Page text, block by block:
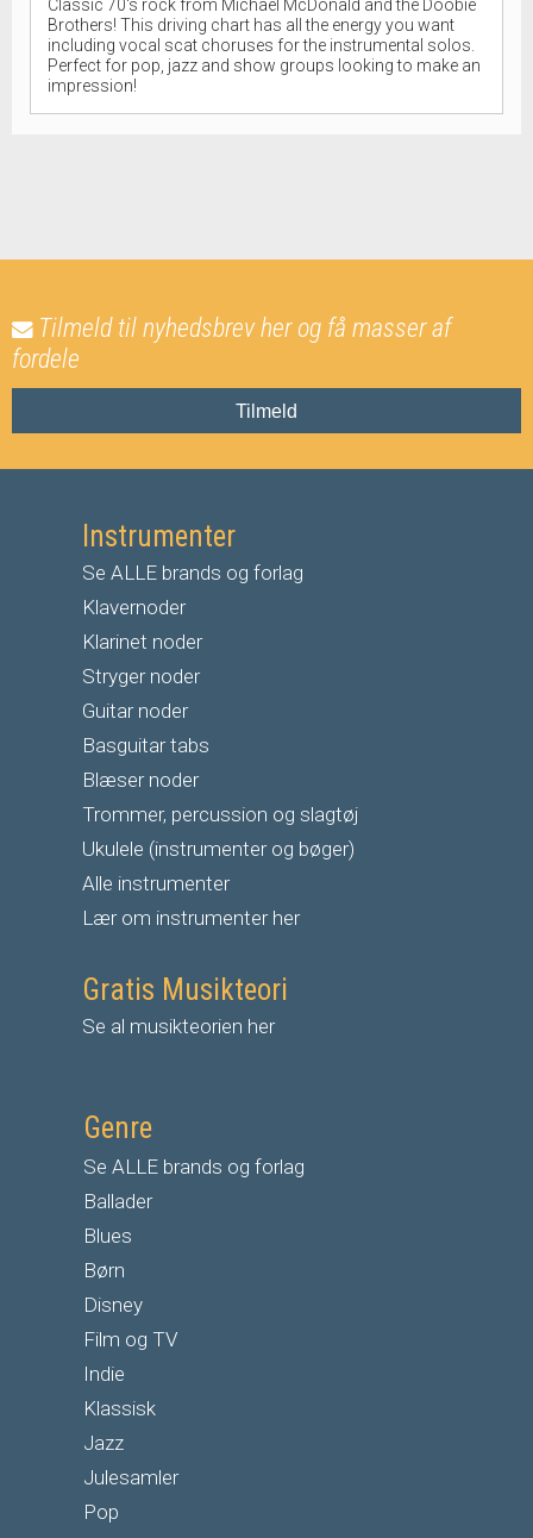
Classic 70's rock from Michael McDonald and the Doobie
Brothers! This driving chart has all the energy you want
including vocal scat choruses for the instrumental solos.
Perfect for pop, jazz and show groups looking to make an
impression!
Tilmeld til nyhedsbrev her og få masser af
fordele
Tilmeld
Instrumenter
Se ALLE brands og forlag
Klavernoder
Klarinet noder
Stryger noder
Guitar noder
Basguitar tabs
Blæser noder
Trommer, percussion og slagtøj
Ukulele (instrumenter og bøger)
Alle instrumenter
Lær om instrumenter her
Gratis Musikteori
Se al musikteorien her
Genre
Se ALLE brands og forlag
Ballader
Blues
Børn
Disney
Film og TV
Indie
Klassisk
Jazz
Julesamler
Pop